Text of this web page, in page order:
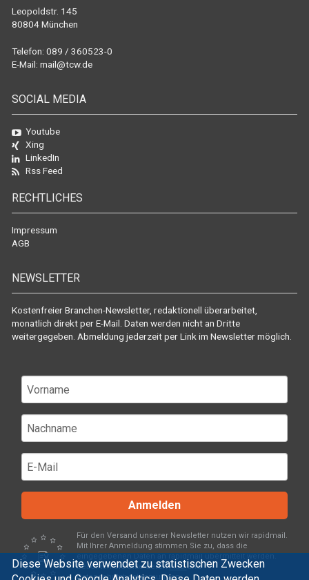
Diese Website verwendet zu statistischen Zwecken
Leopoldstr. 145
80804 München
Telefon: 089 / 360523-0
E-Mail: mail@tcw.de
SOCIAL MEDIA
Youtube
Xing
LinkedIn
Rss Feed
RECHTLICHES
Impressum
AGB
NEWSLETTER
Kostenfreier Branchen-Newsletter, redaktionell überarbeitet,
monatlich direkt per E-Mail. Daten werden nicht an Dritte
weitergegeben. Abmeldung jederzeit per Link im Newsletter möglich.
Anmelden
Für den Versand unserer Newsletter nutzen wir rapidmail.
Mit Ihrer Anmeldung stimmen Sie zu, dass die
eingegebenen Daten an rapidmail übermittelt werden.
Beachten Sie bitte derenAGBund
Datenschutzbestimmungen.